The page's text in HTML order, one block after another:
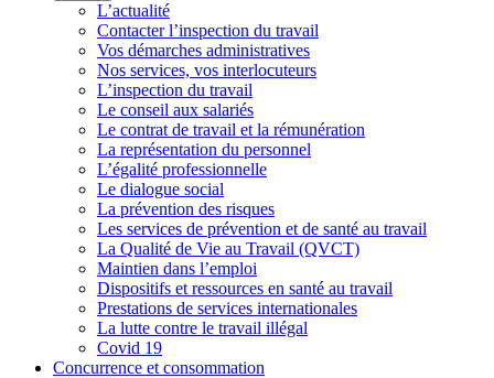
L’actualité
Contacter l’inspection du travail
Vos démarches administratives
Nos services, vos interlocuteurs
L’inspection du travail
Le conseil aux salariés
Le contrat de travail et la rémunération
La représentation du personnel
L’égalité professionnelle
Le dialogue social
La prévention des risques
Les services de prévention et de santé au travail
La Qualité de Vie au Travail (QVCT)
Maintien dans l’emploi
Dispositifs et ressources en santé au travail
Prestations de services internationales
La lutte contre le travail illégal
Covid 19
Concurrence et consommation